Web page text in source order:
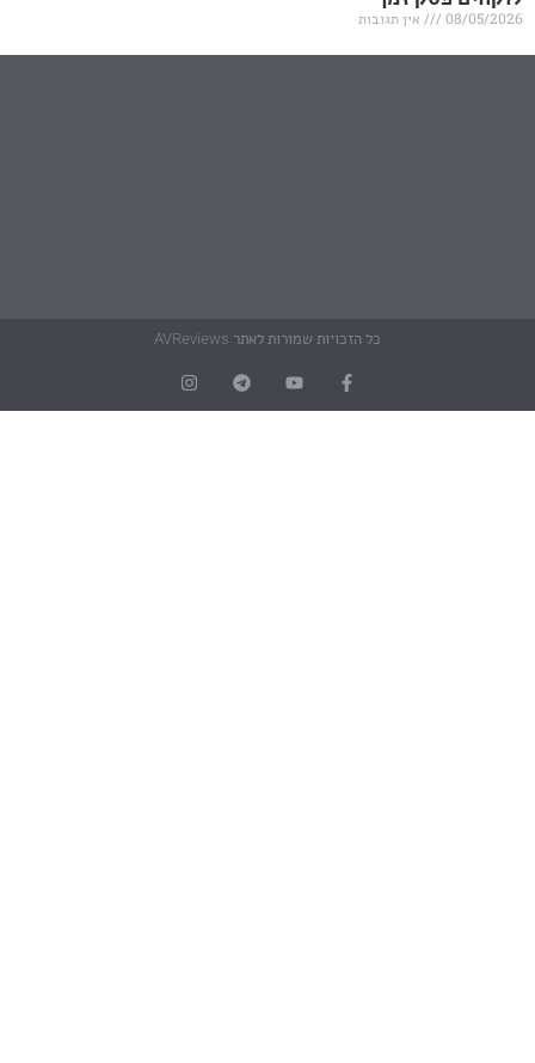
אין תגובות
כל הזכויות שמורות לאתר AVReviews